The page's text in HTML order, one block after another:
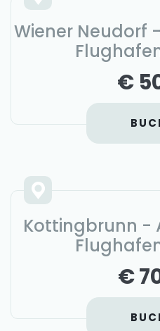
Wiener Neudorf
€
Kottingbrunn -
€